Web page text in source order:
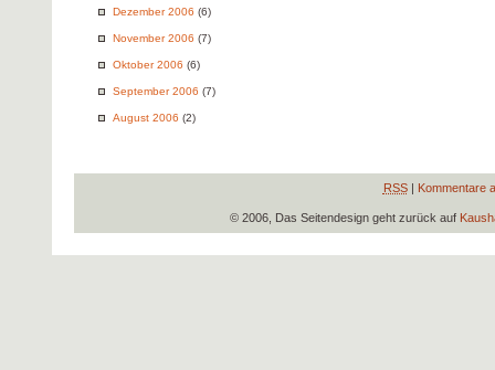
Dezember 2006 (6)
November 2006 (7)
Oktober 2006 (6)
September 2006 (7)
August 2006 (2)
RSS| Kommentare
© 2006, Das Seitendesign geht zurück auf